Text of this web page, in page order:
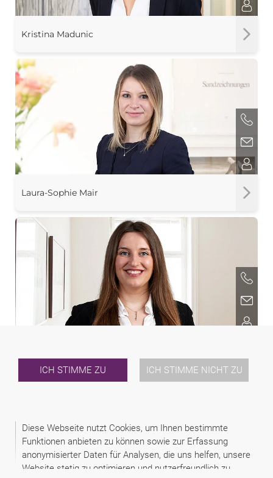
Diese Webseite nutzt Cookies, um Ihnen bestimmte
Funktionen anbieten zu können sowie zur Erfassung
anonymisierter Daten für Analysen, die uns helfen, unsere
Website stetig zu optimieren und nutzerfreundlich zu
ICH STIMME ZU ICH STIMME NICHT ZU
Kristina Madunic
Laura-Sophie Mair